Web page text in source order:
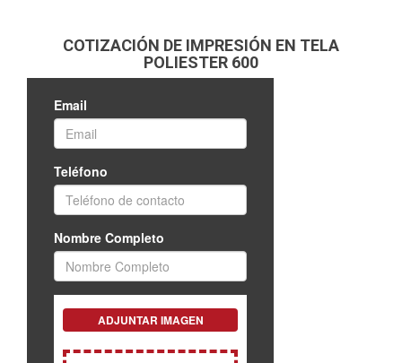
COTIZACIÓN DE IMPRESIÓN EN TELA
POLIESTER 600